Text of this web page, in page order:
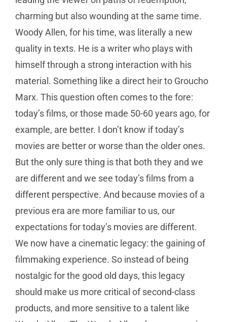
charming but also wounding at the same time.
Woody Allen, for his time, was literally a new
quality in texts. He is a writer who plays with
himself through a strong interaction with his
material. Something like a direct heir to Groucho
Marx. This question often comes to the fore:
today’s films, or those made 50-60 years ago, for
example, are better. I don’t know if today’s
movies are better or worse than the older ones.
But the only sure thing is that both they and we
are different and we see today’s films from a
different perspective. And because movies of a
previous era are more familiar to us, our
expectations for today’s movies are different.
We now have a cinematic legacy: the gaining of
filmmaking experience. So instead of being
nostalgic for the good old days, this legacy
should make us more critical of second-class
products, and more sensitive to a talent like